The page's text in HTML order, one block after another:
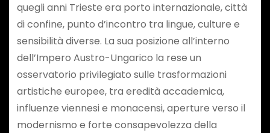
quegli anni Trieste era porto internazionale, città
di confine, punto d’incontro tra lingue, culture e
sensibilità diverse. La sua posizione all’interno
dell’Impero Austro-Ungarico la rese un
osservatorio privilegiato sulle trasformazioni
artistiche europee, tra eredità accademica,
influenze viennesi e monacensi, aperture verso il
modernismo e forte consapevolezza della